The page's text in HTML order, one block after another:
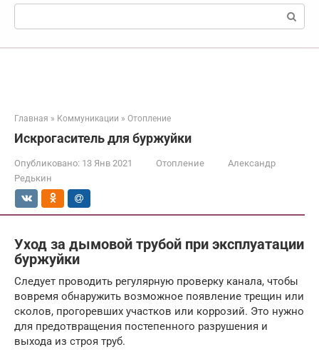
Поиск:
Главная » Коммуникации » Отопление
Искрогаситель для буржуйки
Опубликовано: 13 Янв 2021 Отопление
Александр
Редькин
Уход за дымовой трубой при эксплуатации
буржуйки
Следует проводить регулярную проверку канала, чтобы
вовремя обнаружить возможное появление трещин или
сколов, прогоревших участков или коррозий. Это нужно
для предотвращения постепенного разрушения и
выхода из строя труб.